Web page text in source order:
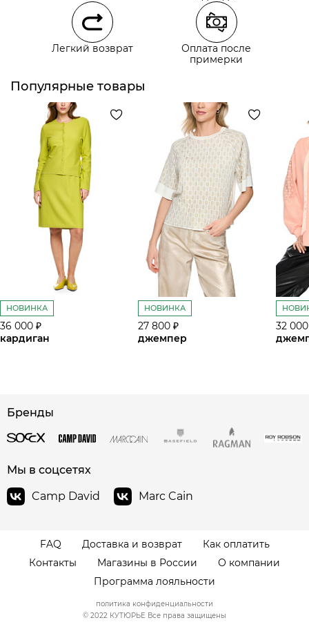
Самовывоз из наших магазинов
Самовывоз из пункта выдачи СДЭК
Легкий возврат
Оплата после
примерки
Популярные товары
НОВИНКА
36 000 ₽
кардиган
НОВИНКА
27 800 ₽
джемпер
32
Бренды
Мы в соцсетях
Camp David
Marc Cain
FAQ Доставка и возврат
Как оплатить
Контакты
Магазины в России
О компании
Программа лояльности
© 2022 КУТЮРЬЕ Все права защищены
политика конфиденциальности